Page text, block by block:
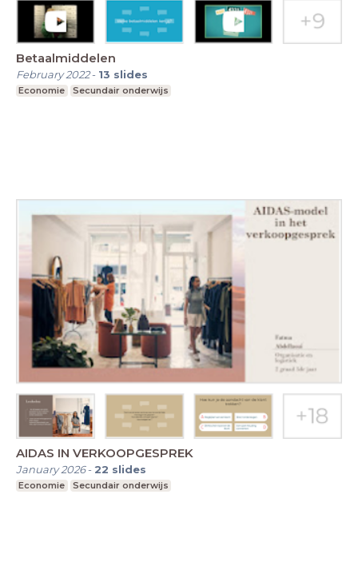
Betaalmiddelen
February 2022- 13 slides
Economie Secundair onderwijs
AIDAS IN VERKOOPGESPREK
January 2026- 22 slides
Economie Secundair onderwijs